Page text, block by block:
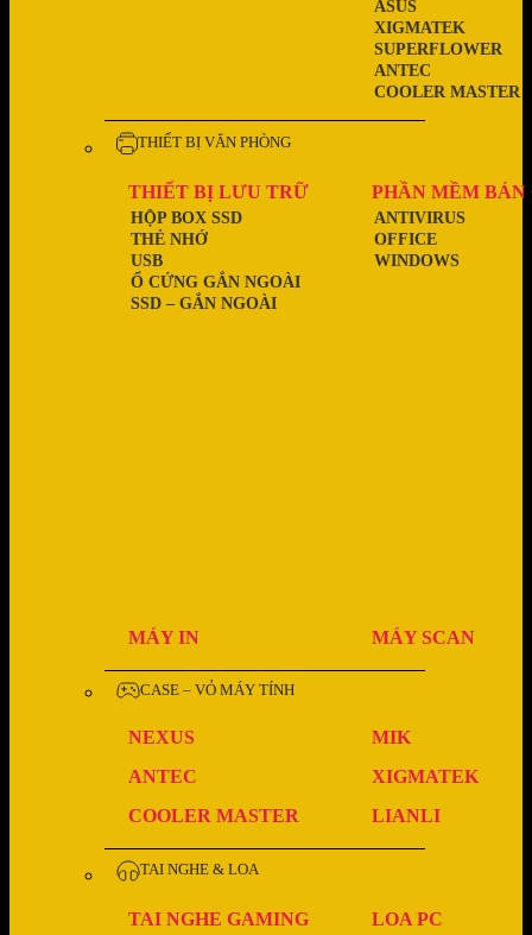
COOLER MASTER
ANTEC
SUPERFLOWER
XIGMATEK
ASUS
THIẾT BỊ VĂN PHÒNG
THIẾT BỊ LƯU TRỮ
SSD – GẮN NGOÀI
Ổ CỨNG GẮN NGOÀI
USB
THẺ NHỚ
HỘP BOX SSD
PHẦN MỀM BẢN
WINDOWS
OFFICE
ANTIVIRUS
MÁY IN MÁY SCAN
CASE – VỎ MÁY TÍNH
NEXUS
MIK
ANTEC
XIGMATEK
COOLER MASTER
LIANLI
TAI NGHE & LOA
TAI NGHE GAMING LOA PC